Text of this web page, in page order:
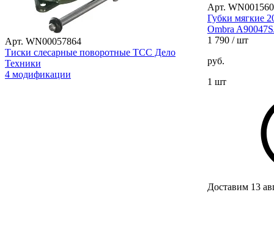
Арт. WN00057864
Тиски слесарные поворотные ТСС Дело
Техники
4 модификации
Арт.
Губки мягкие
Ombra
1 790 / шт
руб.
1 шт
Доставим 13